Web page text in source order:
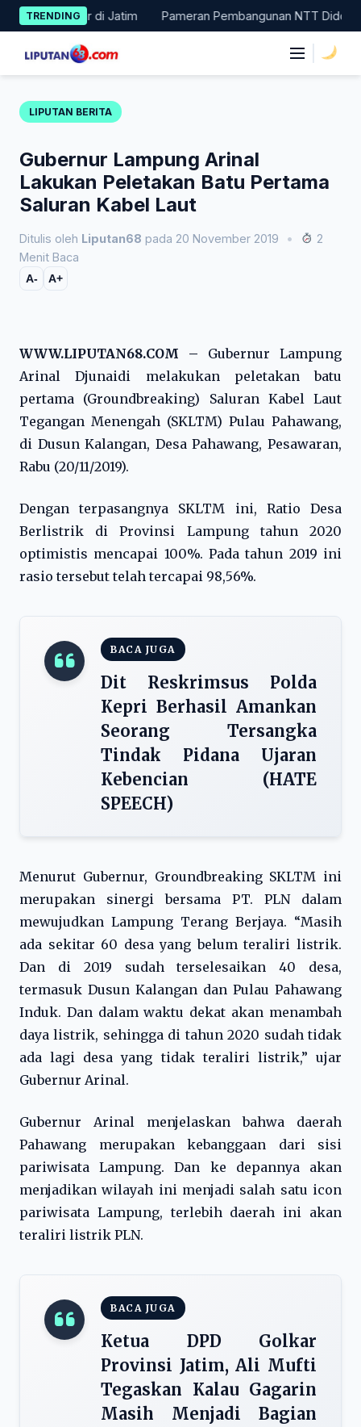
Skip
to
content
TRENDING
Besar di Jatim Pameran Pembangunan NTT Didorong Naik
LIPUTAN BERITA
Gubernur Lampung Arinal
Lakukan Peletakan Batu Pertama
Saluran Kabel Laut
Ditulis oleh Liputan68 pada 20 November 2019 •
2
Menit Baca
A- A+
WWW.LIPUTAN68.COM – Gubernur Lampung
Arinal Djunaidi melakukan peletakan batu
pertama (Groundbreaking) Saluran Kabel Laut
Tegangan Menengah (SKLTM) Pulau Pahawang,
di Dusun Kalangan, Desa Pahawang, Pesawaran,
Rabu (20/11/2019).
Dengan terpasangnya SKLTM ini, Ratio Desa
Berlistrik di Provinsi Lampung tahun 2020
optimistis mencapai 100%. Pada tahun 2019 ini
rasio tersebut telah tercapai 98,56%.
BACA JUGA
Dit Reskrimsus Polda
Kepri Berhasil Amankan
Seorang Tersangka
Tindak Pidana Ujaran
Kebencian (HATE
SPEECH)
Menurut Gubernur, Groundbreaking SKLTM ini
merupakan sinergi bersama PT. PLN dalam
mewujudkan Lampung Terang Berjaya. “Masih
ada sekitar 60 desa yang belum teraliri listrik.
Dan di 2019 sudah terselesaikan 40 desa,
termasuk Dusun Kalangan dan Pulau Pahawang
Induk. Dan dalam waktu dekat akan menambah
daya listrik, sehingga di tahun 2020 sudah tidak
ada lagi desa yang tidak teraliri listrik,” ujar
Gubernur Arinal.
Gubernur Arinal menjelaskan bahwa daerah
Pahawang merupakan kebanggaan dari sisi
pariwisata Lampung. Dan ke depannya akan
menjadikan wilayah ini menjadi salah satu icon
pariwisata Lampung, terlebih daerah ini akan
teraliri listrik PLN.
BACA JUGA
Ketua DPD Golkar
Provinsi Jatim, Ali Mufti
Tegaskan Kalau Gagarin
Masih Menjadi Bagian